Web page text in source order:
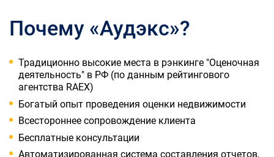
Почему «Аудэкс»?
Традиционно высокие места в рэнкинге "Оценочная
деятельность" в РФ (по данным рейтингового
агентства RАEX)
Богатый опыт проведения оценки недвижимости
Всестороннее сопровождение клиента
Бесплатные консультации
Автоматизированная система составления отчетов,